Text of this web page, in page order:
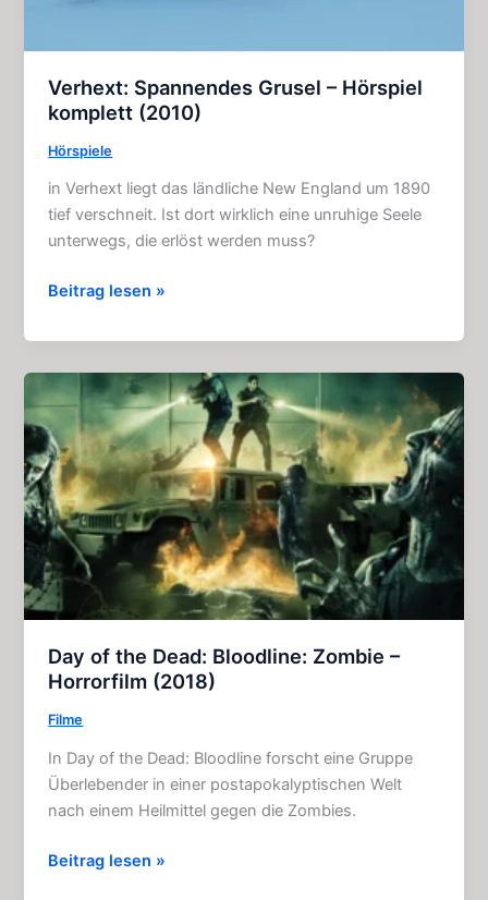
Verhext: Spannendes Grusel – Hörspiel
komplett (2010)
Hörspiele
in Verhext liegt das ländliche New England um 1890
tief verschneit. Ist dort wirklich eine unruhige Seele
unterwegs, die erlöst werden muss?
Verhext:
Grusel
–
Hörspiel
komplett
(2010)
Beitrag lesen »
Day of the Dead: Bloodline: Zombie –
Horrorfilm (2018)
Filme
In Day of the Dead: Bloodline forscht eine Gruppe
Überlebender in einer postapokalyptischen Welt
nach einem Heilmittel gegen die Zombies.
Day
Beitrag lesen »